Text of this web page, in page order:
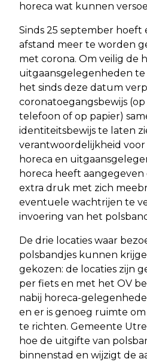
horeca wat kunnen
Sinds 25 september hoeft
afstand meer te worden
met corona. Om veilig de
uitgaansgelegenheden
het sinds deze datum
coronatoegangsbewijs
telefoon of op papier)
identiteitsbewijs te laten
verantwoordelijkheid
horeca en
horeca heeft
extra druk met zich
eventuele wachtrijen te
invoering van het
De drie locaties waar
polsbandjes kunnen
gekozen: de locaties zijn
per fiets en met het OV
nabij horeca-
en er is genoeg ruimte
te richten. Gemeente
hoe de uitgifte van
binnenstad en wijzigt de